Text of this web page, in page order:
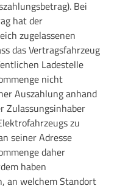
Bei
hat der
zugelassenen
das Vertragsfahrzeug
Ladestelle
nicht
Auszahlung anhand
Zulassungsinhaber
zu
seiner Adresse
daher
haben
an welchem Standort